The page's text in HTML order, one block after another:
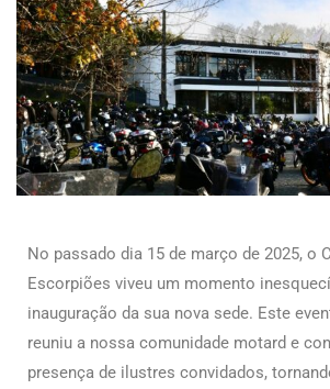
No passado dia 15 de março de 2025, o
Escorpiões viveu um momento
inauguração da sua nova sede. Este
reuniu a nossa comunidade motard e
presença de ilustres convidados,